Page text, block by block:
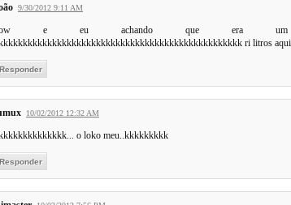
9/30/2012 9:11 AM
e eu achando que era um
ri litros
Responder
10/02/2012 12:32 AM
o loko meu..kkkkkkkkk
Responder